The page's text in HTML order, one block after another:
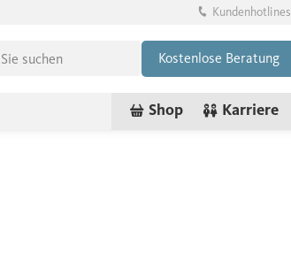
Kundenhotlines
Pflichtfeld
Suche*
Kostenlose Beratung
Shop Karriere